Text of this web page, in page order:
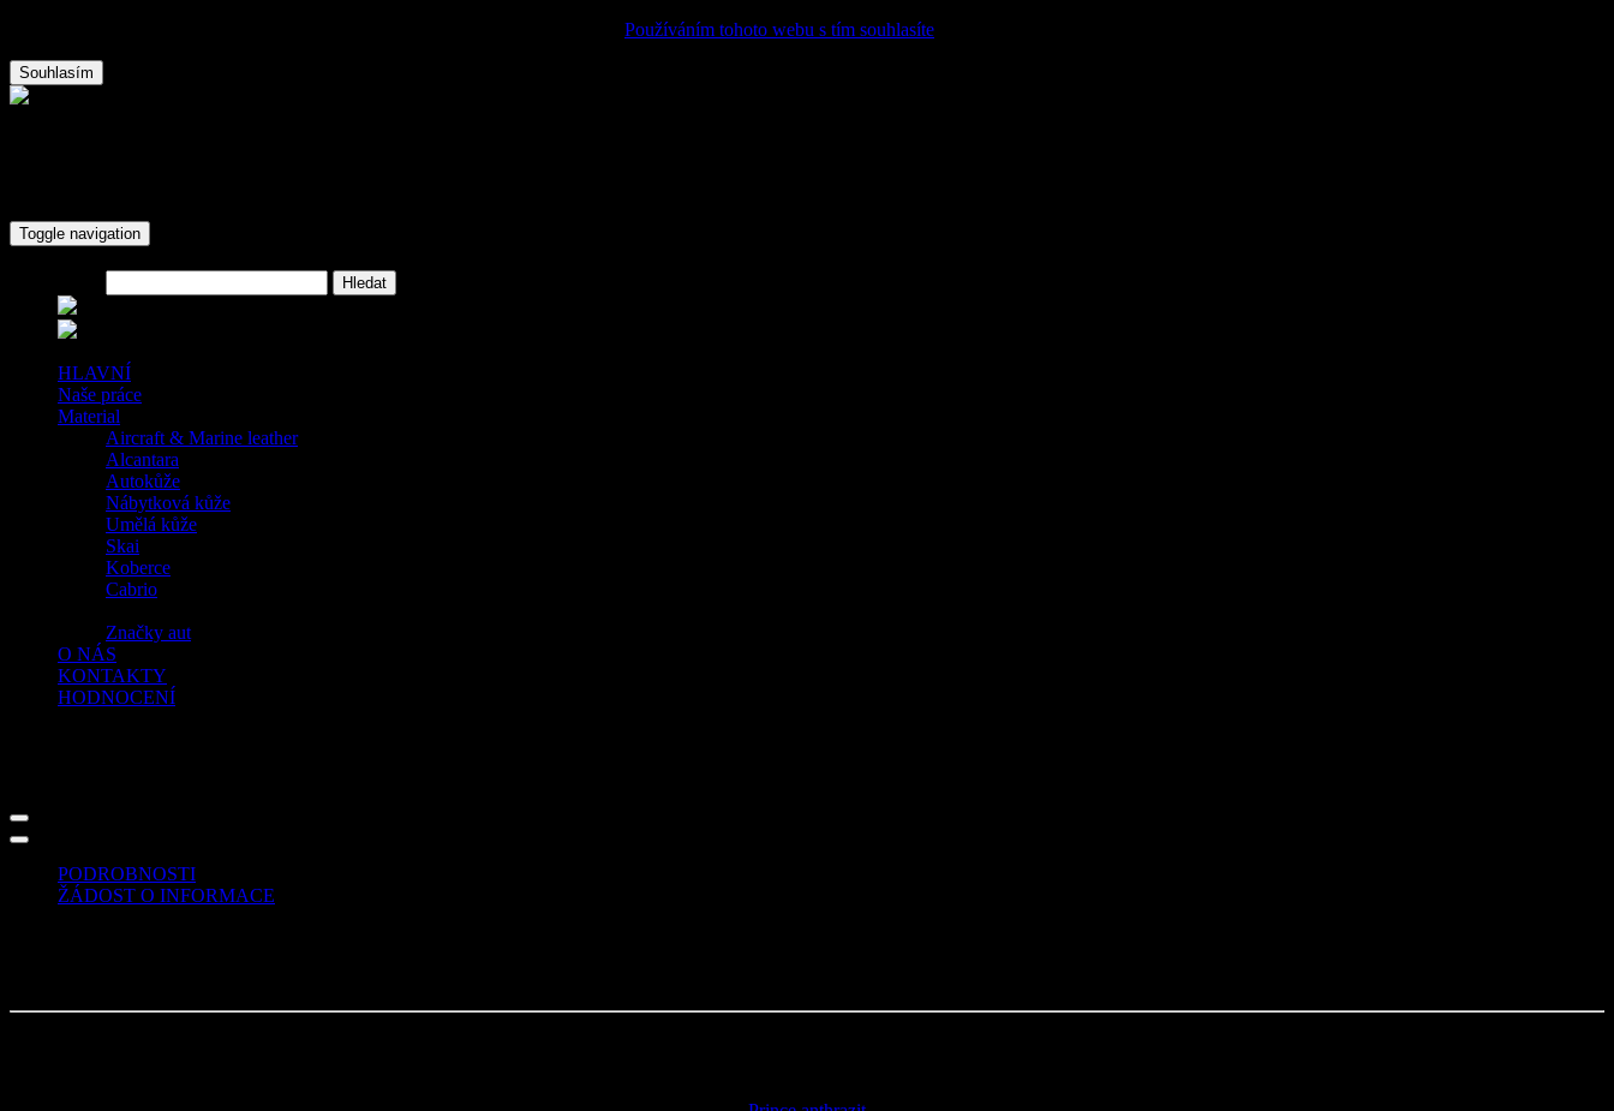
Používáním tohoto webu s tím souhlasíte
Souhlasím
Toggle navigation
Hledat
HLAVNÍ
Naše práce
Material
Aircraft & Marine leather
Alcantara
Autokůže
Nábytková kůže
Umělá kůže
Skai
Koberce
Cabrio
Značky aut
O NÁS
KONTAKTY
HODNOCENÍ
PODROBNOSTI
ŽÁDOST O INFORMACE